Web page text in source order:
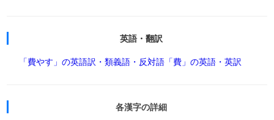
英語・翻訳
「費やす」の英語訳・類義語・反対語 「費」の英語・英訳
各漢字の詳細